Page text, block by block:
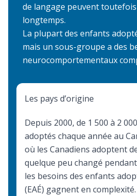
de langage peuvent
longtemps.
La plupart des enfants
mais un sous-groupe a des
neurocomportementaux
Les pays d’origine
Depuis 2000, de 1 500 à 2
adoptés chaque année au
où les Canadiens adoptent
quelque peu changé
les besoins des enfants
(EAÉ) gagnent en